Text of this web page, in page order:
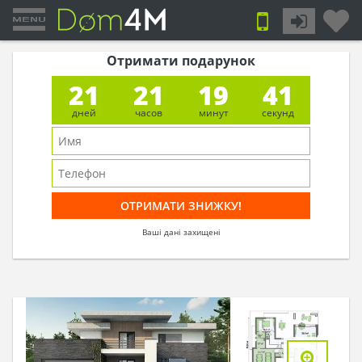
Отримати подарунок
21
дней
21
часов
19
минут
41
секунд
Ваші дані захищені